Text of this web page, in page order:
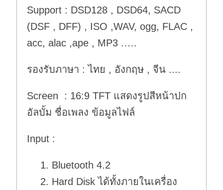
Support : DSD128 , DSD64, SACD
(DSF , DFF) , ISO ,WAV, ogg, FLAC ,
acc, alac ,ape , MP3 .….
รองรับภาษา : ไทย , อังกฤษ , จีน ....
Screen : 16:9 TFT แสดงรูปสีหน้าปก
อัลบั้ม ชื่อเพลง ข้อมูลไฟล์
Input :
Bluetooth 4.2
Hard Disk ได้ทั้งภายในเครื่อง